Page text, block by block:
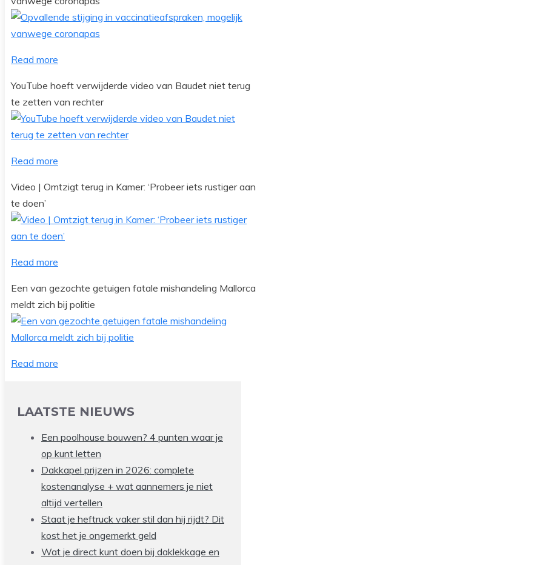
Read more
YouTube hoeft verwijderde video van Baudet niet terug
te zetten van rechter
Read more
Video | Omtzigt terug in Kamer: ‘Probeer iets rustiger aan
te doen’
Read more
Een van gezochte getuigen fatale mishandeling Mallorca
meldt zich bij politie
Read more
LAATSTE NIEUWS
Een poolhouse bouwen? 4 punten waar je
op kunt letten
Dakkapel prijzen in 2026: complete
kostenanalyse + wat aannemers je niet
altijd vertellen
Staat je heftruck vaker stil dan hij rijdt? Dit
kost het je ongemerkt geld
Wat je direct kunt doen bij daklekkage en